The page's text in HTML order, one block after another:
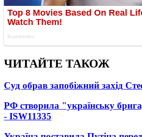
ЧИТАЙТЕ ТАКОЖ
Суд обрав запобіжний захід
РФ створила "українську
- ISW11335